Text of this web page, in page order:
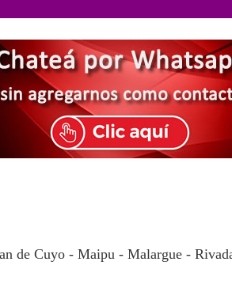
de Cuyo - Maipu - Malargue -